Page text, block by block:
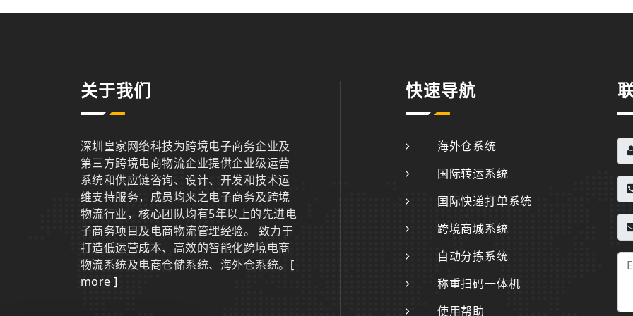
关于我们
深圳皇家网络科技为跨境电子商务企业及
第三方跨境电商物流企业提供企业级运营
系统和供应链咨询、设计、开发和技术运
维支持服务，成员均来之电子商务及跨境
物流行业，核心团队均有5年以上的先进电
子商务项目及电商物流管理经验。 致力于
打造低运营成本、高效的智能化跨境电商
物流系统及电商仓储系统、海外仓系统。 [
more ]
快速导航
海外仓系统
国际转运系统
国际快递打单系统
跨境商城系统
自动分拣系统
称重扫码一体机
使用帮助